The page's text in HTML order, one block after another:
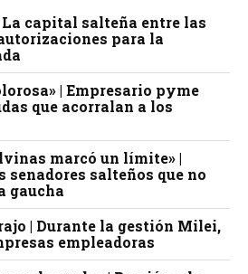
La capital salteña entre las
para la
| Empresario pyme
que acorralan a los
marcó un límite» |
senadores salteños que no
gaucha
| Durante la gestión Milei,
empleadoras